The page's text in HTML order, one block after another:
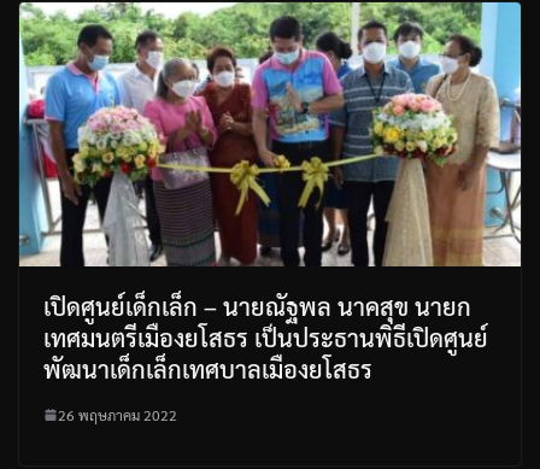
เปิดศูนย์เด็กเล็ก – นายณัฐพล นาคสุข นายก
เทศมนตรีเมืองยโสธร เป็นประธานพิธีเปิดศูนย์
พัฒนาเด็กเล็กเทศบาลเมืองยโสธร
26 พฤษภาคม 2022